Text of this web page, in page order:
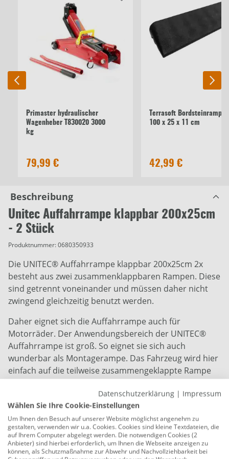
Primaster hydraulischer
Wagenheber T830020 3000
kg
79,99 €
Terrasoft Bordsteinrampe
100 x 25 x 11 cm
42,99 €
Beschreibung
Unitec Auffahrrampe klappbar 200x25cm
- 2 Stück
Produktnummer:0680350933
Die UNITEC® Auffahrrampe klappbar 200x25cm 2x
besteht aus zwei zusammenklappbaren Rampen. Diese
sind getrennt voneinander und müssen daher nicht
zwingend gleichzeitig benutzt werden.
Daher eignet sich die Auffahrrampe auch für
Motorräder. Der Anwendungsbereich der UNITEC®
Auffahrrampe ist groß. So eignet sie sich auch
wunderbar als Montagerampe. Das Fahrzeug wird hier
einfach auf die teilweise zusammengeklappte Rampe
Werkstätten eingesetzt werden. Haupteinsatzbereich
der Auffahrrampe ist jedoch das bequeme Verladen
von Fahrzeugen und schweren beweglichen
Gegenständen.
Die UNITEC® Auffahrrampe ist zudem klappbar. Sie
Datenschutzerklärung | Impressum
Wählen Sie Ihre Cookie-Einstellungen
Um Ihnen den Besuch auf unserer Website möglichst angenehm zu
gestalten, verwenden wir u.a. Cookies. Cookies sind kleine Textdateien, die
auf Ihrem Computer abgelegt werden. Die notwendigen Cookies (2
Anbieter) sind hierbei erforderlich, um Ihnen die Webseite anzeigen zu
können, als Schutzmaßnahme zur Abwehr und Nachvollziehbarkeit bei